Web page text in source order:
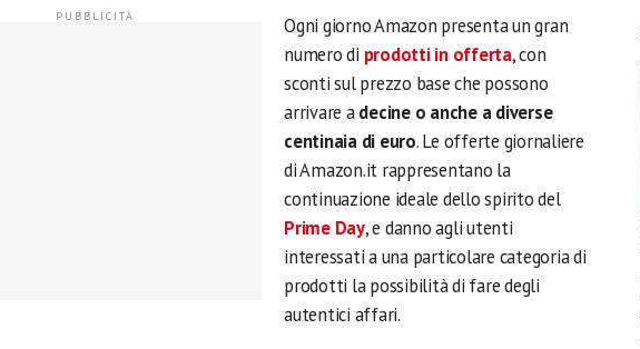
Ogni giorno Amazon presenta un gran
numero di prodotti in offerta, con
sconti sul prezzo base che possono
arrivare adecine o anche a diverse
centinaia di euro. Le offerte giornaliere
di Amazon.it rappresentano la
continuazione ideale dello spirito del
Prime Day, e danno agli utenti
interessati a una particolare categoria di
prodotti la possibilità di fare degli
autentici affari.